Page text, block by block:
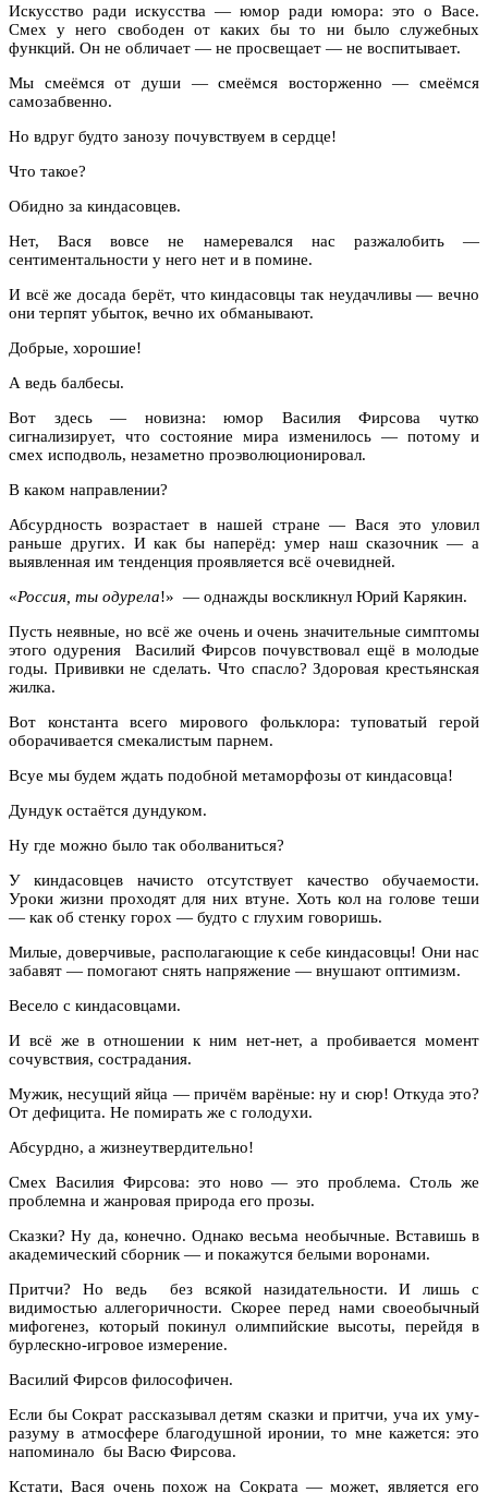
Искусство ради искусства — юмор ради юмора: это о Васе.
Смех у него свободен от каких бы то ни было служебных
функций. Он не обличает — не просвещает — не воспитывает.
Мы смеёмся от души — смеёмся восторженно — смеёмся
самозабвенно.
Но вдруг будто занозу почувствуем в сердце!
Что такое?
Обидно за киндасовцев.
Нет, Вася вовсе не намеревался нас разжалобить —
сентиментальности у него нет и в помине.
И всё же досада берёт, что киндасовцы так неудачливы — вечно
они терпят убыток, вечно их обманывают.
Добрые, хорошие!
А ведь балбесы.
Вот здесь — новизна: юмор Василия Фирсова чутко
сигнализирует, что состояние мира изменилось — потому и
смех исподволь, незаметно проэволюционировал.
В каком направлении?
Абсурдность возрастает в нашей стране — Вася это уловил
раньше других. И как бы наперёд: умер наш сказочник — а
выявленная им тенденция проявляется всё очевидней.
«Россия, ты одурела!» — однажды воскликнул Юрий Карякин.
Пусть неявные, но всё же очень и очень значительные симптомы
этого одурения Василий Фирсов почувствовал ещё в молодые
годы. Прививки не сделать. Что спасло? Здоровая крестьянская
жилка.
Вот константа всего мирового фольклора: туповатый герой
оборачивается смекалистым парнем.
Всуе мы будем ждать подобной метаморфозы от киндасовца!
Дундук остаётся дундуком.
Ну где можно было так оболваниться?
У киндасовцев начисто отсутствует качество обучаемости.
Уроки жизни проходят для них втуне. Хоть кол на голове теши
— как об стенку горох — будто с глухим говоришь.
Милые, доверчивые, располагающие к себе киндасовцы! Они нас
забавят — помогают снять напряжение — внушают оптимизм.
Весело с киндасовцами.
И всё же в отношении к ним нет-нет, а пробивается момент
сочувствия, сострадания.
Мужик, несущий яйца — причём варёные: ну и сюр! Откуда это?
От дефицита. Не помирать же с голодухи.
Абсурдно, а жизнеутвердительно!
Смех Василия Фирсова: это ново — это проблема. Столь же
проблемна и жанровая природа его прозы.
Сказки? Ну да, конечно. Однако весьма необычные. Вставишь в
академический сборник — и покажутся белыми воронами.
Притчи? Но ведь без всякой назидательности. И лишь с
видимостью аллегоричности. Скорее перед нами своеобычный
мифогенез, который покинул олимпийские высоты, перейдя в
бурлескно-игровое измерение.
Василий Фирсов философичен.
Если бы Сократ рассказывал детям сказки и притчи, уча их уму-
разуму в атмосфере благодушной иронии, то мне кажется: это
напоминало бы Васю Фирсова.
Кстати, Вася очень похож на Сократа — может, является его